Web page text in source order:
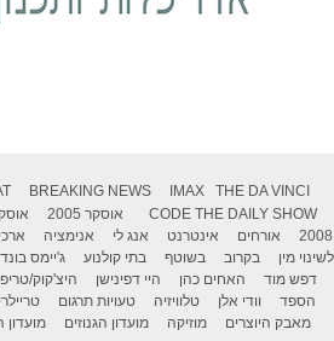
BREAKING NEWS IMAX
THE DA VINCI
CODE THE DAILY SHOW אוסקר 2005 אוסקר
2008
אורחים אינטרנט אנג לי אנימציה
לשינוי מין
בקרוב בשוטף בתי קולנוע ג'יימס בונד
דפש מוד
האחים כהן היי דפינישן היצ'קוק/
הספד
וודי אלן טלוויזיה טעויות תרגום
מאבק היוצרים
מוזיקה מועדון הגנוזים מועדון